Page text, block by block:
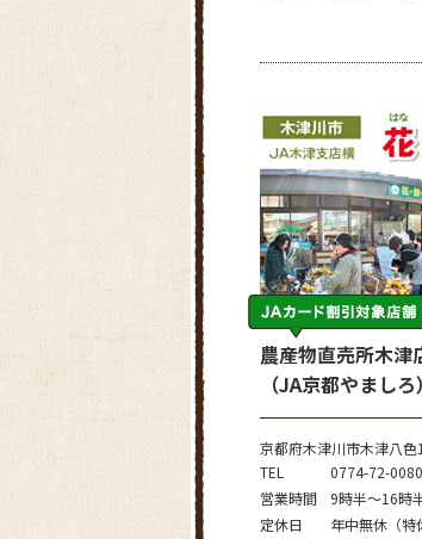
農産物直売所木
（JA京都やましろ）
京都府木津川市木津八色
TEL
0774-72-0080
営業時間
9時半～16時
定休日
年中無休（特